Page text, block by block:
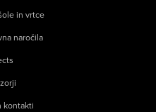
in vrtce
naročila
kontakti